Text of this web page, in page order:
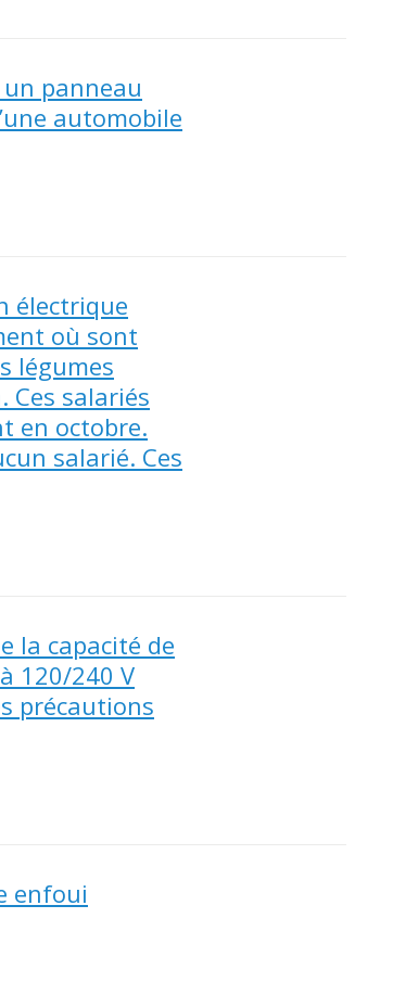
panneau
automobile
électrique
où sont
légumes
Ces salariés
en octobre.
salarié. Ces
la capacité de
120/240 V
précautions
enfoui